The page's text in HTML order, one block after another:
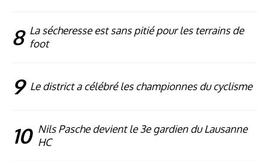
8 La sécheresse est sans pitié pour les terrains de
foot
9 Le district a célébré les championnes du cyclisme
10 Nils Pasche devient le 3e gardien du Lausanne
HC